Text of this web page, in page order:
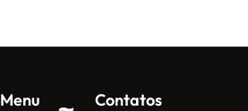
Menu Contatos